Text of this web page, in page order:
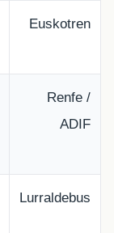
Euskotren
Renfe /
ADIF
Lurraldebus